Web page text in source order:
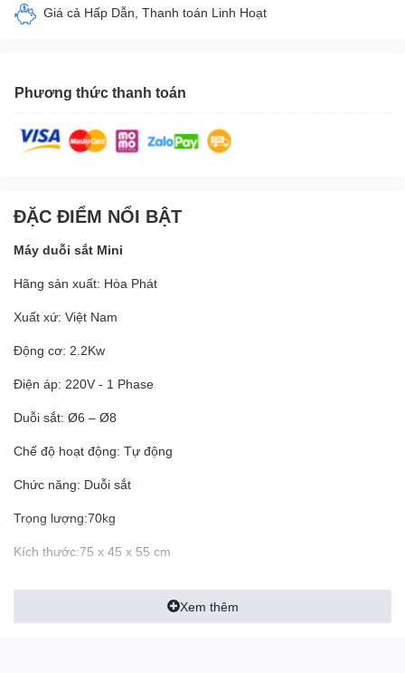
Giá cả Hấp Dẫn, Thanh toán Linh Hoạt
Phương thức thanh toán
ĐẶC ĐIỂM NỔI BẬT
Máy duỗi sắt Mini
Hãng sản xuất: Hòa Phát
Xuất xứ: Việt Nam
Động cơ: 2.2Kw
Điện áp: 220V - 1 Phase
Duỗi sắt: Ø6 – Ø8
Chế độ hoạt động: Tự động
Chức năng: Duỗi sắt
Trọng lượng:70kg
Kích thước:75 x 45 x 55 cm
Xem thêm